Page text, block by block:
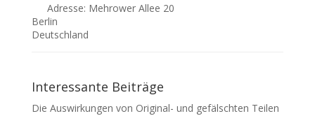
Adresse: Mehrower Allee 20
Berlin
Deutschland
Interessante Beiträge
Die Auswirkungen von Original- und gefälschten Teilen